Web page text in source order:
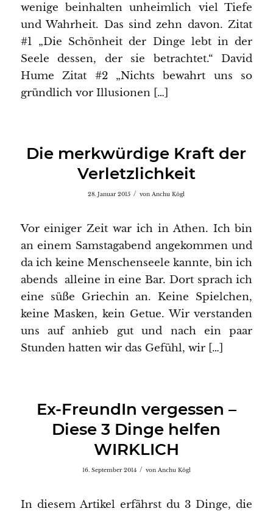
wenige beinhalten unheimlich viel Tiefe
und Wahrheit. Das sind zehn davon. Zitat
#1 „Die Schönheit der Dinge lebt in der
Seele dessen, der sie betrachtet.“ David
Hume Zitat #2 „Nichts bewahrt uns so
gründlich vor Illusionen […]
Die merkwürdige Kraft der
Verletzlichkeit
28. Januar 2015 / vonAnchu Kögl
Vor einiger Zeit war ich in Athen. Ich bin
an einem Samstagabend angekommen und
da ich keine Menschenseele kannte, bin ich
abends alleine in eine Bar. Dort sprach ich
eine süße Griechin an. Keine Spielchen,
keine Masken, kein Getue. Wir verstanden
uns auf anhieb gut und nach ein paar
Stunden hatten wir das Gefühl, wir […]
Ex-FreundIn vergessen –
Diese 3 Dinge helfen
WIRKLICH
16. September 2014 / von Anchu Kögl
In diesem Artikel erfährst du 3 Dinge, die